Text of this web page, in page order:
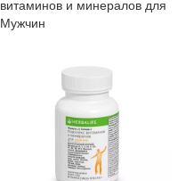
витаминов и минералов для
Мужчин